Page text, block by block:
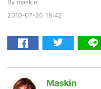
2010-07-20 18:42
By maskin
Maskin
RE:LIFE
Re:Work
AI
[Startup]
[Voice Edition]
[YouTube]